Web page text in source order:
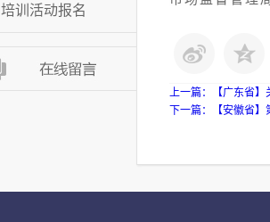
培训活动报名
上一篇：
【广东省
下一篇：
【安徽省